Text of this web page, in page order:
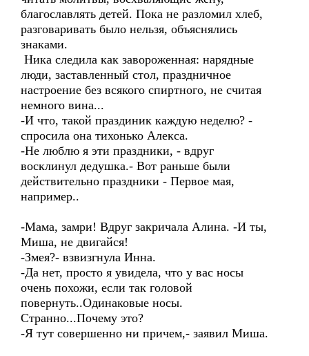
благославлять детей. Пока не разломил хлеб,
разговаривать было нельзя, объяснялись
знаками.
Ника следила как завороженная: нарядные
люди, заставленный стол, праздничное
настроение без всякого спиртного, не считая
немного вина...
-И что, такой праздиник каждую неделю? -
спросила она тихонько Алекса.
-Не люблю я эти праздники, - вдруг
восклинул дедушка.- Вот раньше были
действительно праздники - Первое мая,
например..
-Мама, замри! Вдруг закричала Алина. -И ты,
Миша, не двигайся!
-Змея?- взвизгнула Инна.
-Да нет, просто я увидела, что у вас носы
очень похожи, если так головой
повернуть..Одинаковые носы.
Странно...Почему это?
-Я тут совершенно ни причем,- заявил Миша.